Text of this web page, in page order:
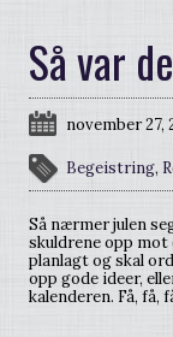
Så var
november 27,
Begeistring,
Så nærmer julen
skuldrene opp mot
planlagt og skal
opp gode ideer,
kalenderen. Få, få,